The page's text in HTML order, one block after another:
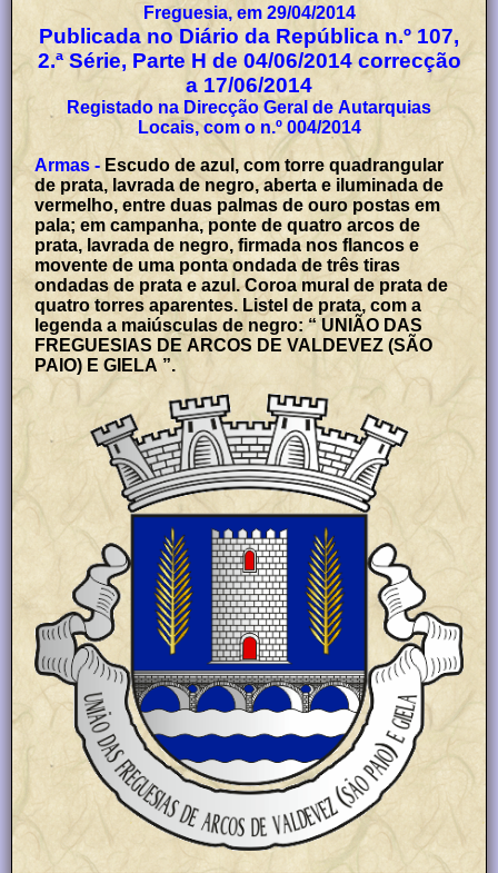
Freguesia, em 29/04/2014
Publicada no Diário da República n.º 107,
2.ª Série, Parte H de 04/06/2014 correcção
a 17/06/2014
Registado na Direcção Geral de Autarquias
Locais, com o n.º 004/2014
Armas - Escudo de azul, com torre quadrangular
de prata, lavrada de negro, aberta e iluminada de
vermelho, entre duas palmas de ouro postas em
pala; em campanha, ponte de quatro arcos de
prata, lavrada de negro, firmada nos flancos e
movente de uma ponta ondada de três tiras
ondadas de prata e azul. Coroa mural de prata de
quatro torres aparentes. Listel de prata, com a
legenda a maiúsculas de negro: “ UNIÃO DAS
FREGUESIAS DE ARCOS DE VALDEVEZ (SÃO
PAIO) E GIELA ”.